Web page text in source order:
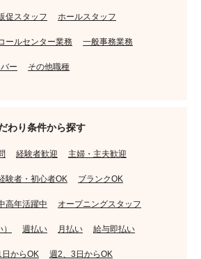
促スタッフ ホールスタッフ
ールセンター業務 一般事務業務
ー その他職種
わり条件から探す
経験者歓迎 主婦・主夫歓迎
験者・初心者OK ブランクOK
高年活躍中 オープニングスタッフ
週払い 月払い 給与即払い
日からOK 週2、3日からOK